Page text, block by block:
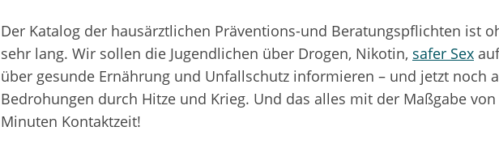
Der Katalog der hausärztlichen Präventions-und Beratungspflichten ist
sehr lang. Wir sollen die Jugendlichen über Drogen, Nikotin, safer Sex
über gesunde Ernährung und Unfallschutz informieren – und jetzt noch
Bedrohungen durch Hitze und Krieg. Und das alles mit der Maßgabe
Minuten Kontaktzeit!